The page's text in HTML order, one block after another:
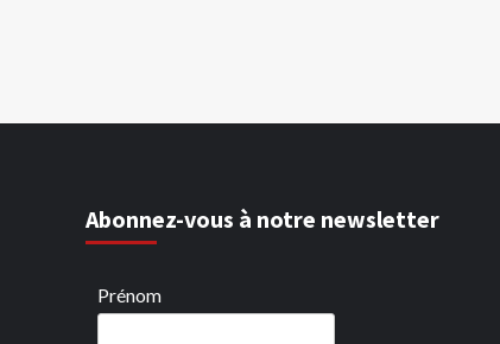
Abonnez-vous à notre newsletter
Prénom